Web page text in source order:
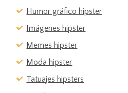
Humor gráfico hipster
Imágenes hipster
Memes hipster
Moda hipster
Tatuajes hipsters